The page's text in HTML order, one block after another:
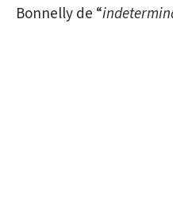
Bonnelly de “